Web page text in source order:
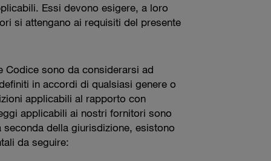
Essi devono esigere, a loro
si attengano ai requisiti del presente
Codice sono da considerarsi ad
in accordi di qualsiasi genere o
applicabili al rapporto con
applicabili ai nostri fornitori sono
seconda della giurisdizione, esistono
da seguire: